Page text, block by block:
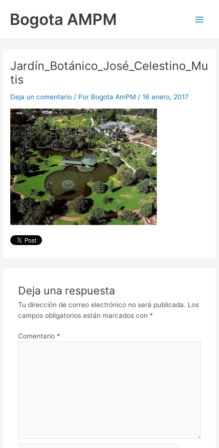
contenido
Bogota AMPM
Jardín_Botánico_José_Celestino_Mu
tis
Deja un comentario / Por Bogota AmPM /16 enero, 2017
Deja una respuesta
Tu dirección de correo electrónico no será publicada. Los
campos obligatorios están marcados con *
Comentario *